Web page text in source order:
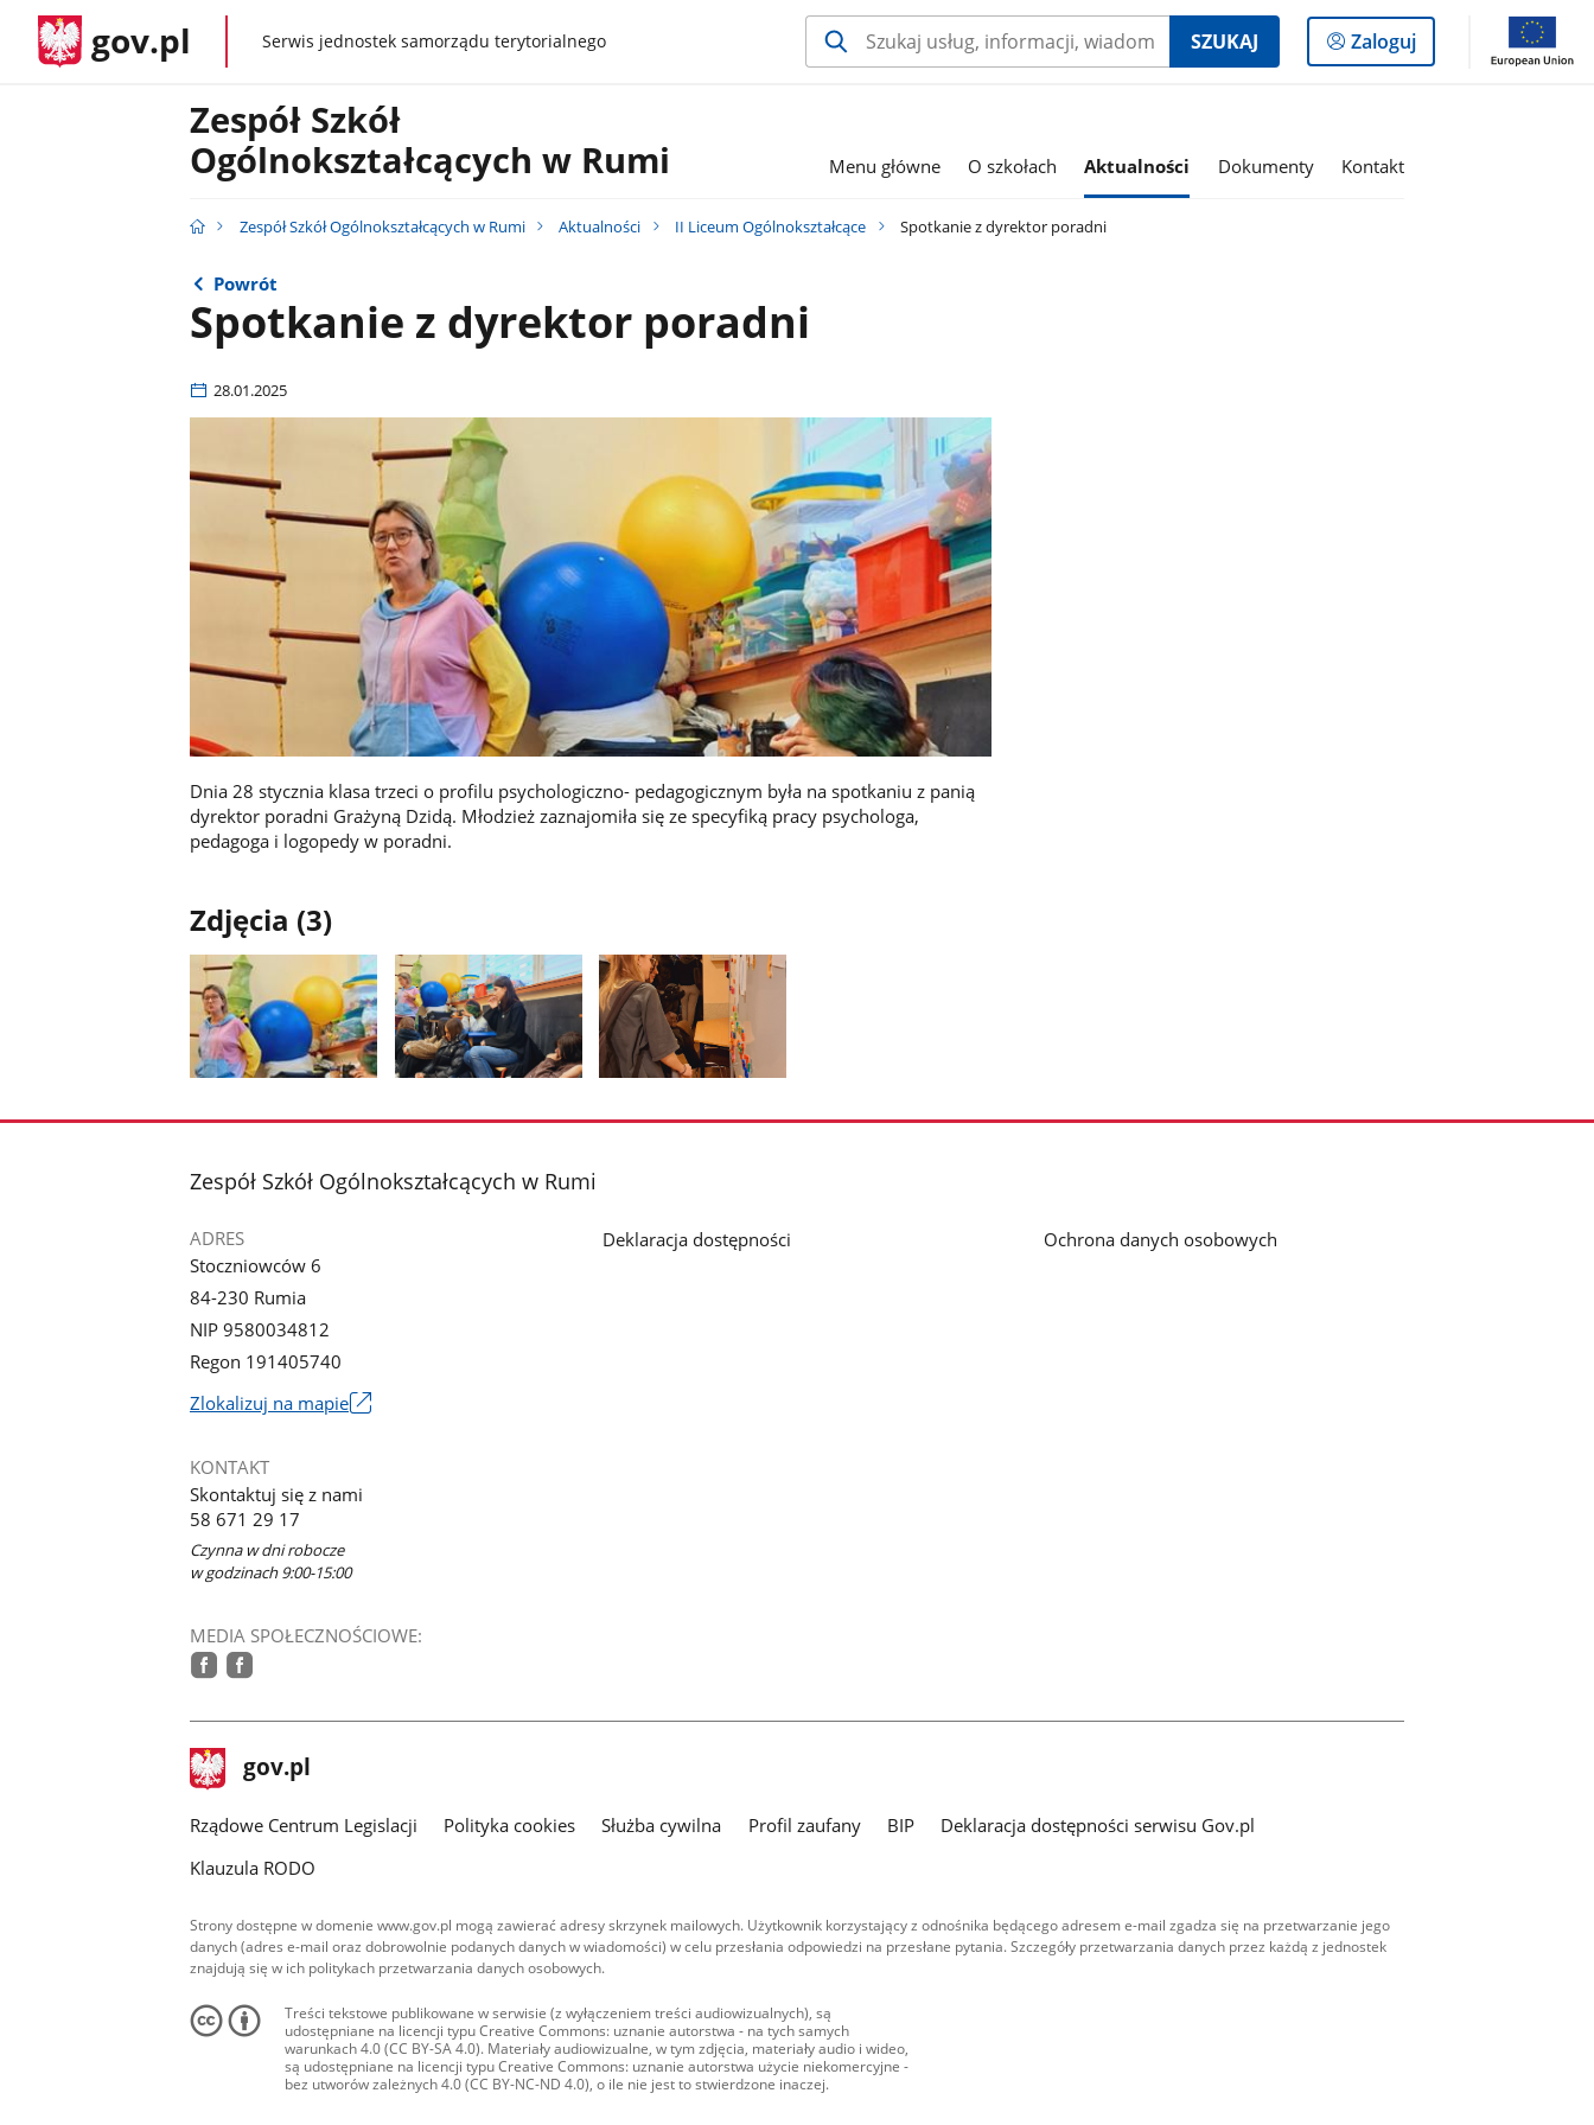
gov.pl gov.plSerwis jednostek samorządu terytorialnego SZUKAJ
Logowanie
do
Zaloguj
Zespół Szkół
Ogólnokształcących w Rumi
Menu główne O szkołach Aktualności Dokumenty Kontakt
Zespół Szkół Ogólnokształcących w Rumi Aktualności II Liceum Ogólnokształcące Spotkanie z dyrektor poradni
Powrót
Spotkanie z dyrektor poradni
28.01.2025
Dnia 28 stycznia klasa trzeci o profilu psychologiczno- pedagogicznym była na spotkaniu z panią
dyrektor poradni Grażyną Dzidą. Młodzież zaznajomiła się ze specyfiką pracy psychologa,
pedagoga i logopedy w poradni.
Zdjęcia (3)
zdjęcie
galerii.
zdjęcie
galerii.
zdjęcie
stopka
Zespół Szkół Ogólnokształcących w Rumi
ADRES
Stoczniowców 6
84-230 Rumia
NIP 9580034812
Regon 191405740
Zlokalizuj na mapieLink
nowym
KONTAKT
Skontaktuj się z nami
58 671 29 17
Czynna w dni robocze
w godzinach 9:00-15:00
MEDIA SPOŁECZNOŚCIOWE:
Deklaracja dostępności Ochrona danych osobowych
stopka
gov.pl Strona
gov.pl
Rządowe Centrum Legislacji Polityka cookies Służba cywilna Profil zaufany BIP
Deklaracja dostępności serwisu Gov.pl
Klauzula RODO
Strony dostępne w domenie www.gov.pl mogą zawierać adresy skrzynek mailowych. Użytkownik korzystający z odnośnika będącego adresem e-mail zgadza się na przetwarzanie jego
danych (adres e-mail oraz dobrowolnie podanych danych w wiadomości) w celu przesłania odpowiedzi na przesłane pytania. Szczegóły przetwarzania danych przez każdą z jednostek
znajdują się w ich politykach przetwarzania danych osobowych.
Treści tekstowe publikowane w serwisie (z wyłączeniem treści audiowizualnych), są
udostępniane na licencji typu Creative Commons: uznanie autorstwa - na tych samych
warunkach 4.0 (CC BY-SA 4.0). Materiały audiowizualne, w tym zdjęcia, materiały audio i wideo,
są udostępniane na licencji typu Creative Commons: uznanie autorstwa użycie niekomercyjne -
bez utworów zależnych 4.0 (CC BY-NC-ND 4.0), o ile nie jest to stwierdzone inaczej.